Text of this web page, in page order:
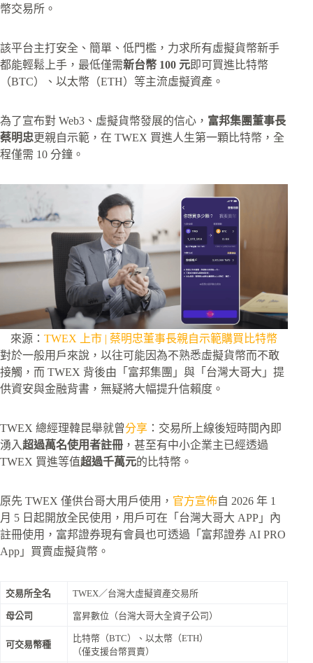
幣交易所。
該平台主打安全、簡單、低門檻，力求所有虛擬貨幣新手
都能輕鬆上手，最低僅需新台幣 100 元即可買進比特幣
（BTC）、以太幣（ETH）等主流虛擬資產。
為了宣布對 Web3、虛擬貨幣發展的信心， 富邦集團董事長
蔡明忠更親自示範，在 TWEX 買進人生第一顆比特幣，全
程僅需 10 分鐘。
來源：TWEX 上市 | 蔡明忠董事長親自示範購買比特幣
對於一般用戶來說，以往可能因為不熟悉虛擬貨幣而不敢
接觸，而 TWEX 背後由「富邦集團」與「台灣大哥大」提
供資安與金融背書，無疑將大幅提升信賴度。
TWEX 總經理韓昆舉就曾分享 ：交易所上線後短時間內即
湧入超過萬名使用者註冊 ，甚至有中小企業主已經透過
TWEX 買進等值超過千萬元的比特幣。
原先 TWEX 僅供台哥大用戶使用， 官方宣佈自 2026 年 1
月 5 日起開放全民使用，用戶可在「台灣大哥大 APP」內
註冊使用，富邦證券現有會員也可透過「富邦證券 AI PRO
App」買賣虛擬貨幣。
交易所全名 TWEX／台灣大虛擬資產交易所
母公司 富昇數位（台灣大哥大全資子公司）
可交易幣種
比特幣（BTC）、以太幣（ETH）
（僅支援台幣買賣）